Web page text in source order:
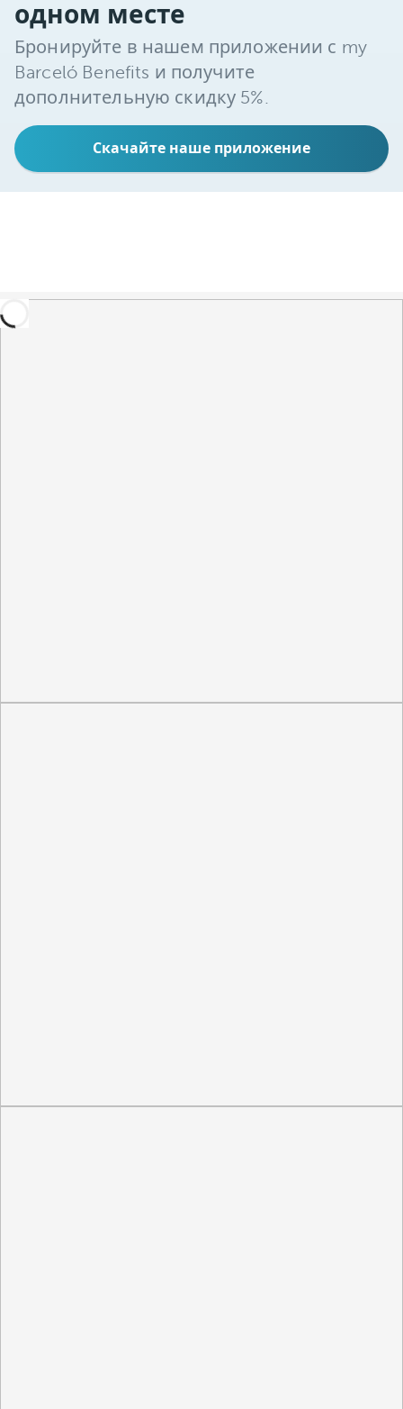
одном месте
Бронируйте в нашем приложении с my
Barceló Benefits и получите
дополнительную скидку 5%.
Скачайте наше приложение